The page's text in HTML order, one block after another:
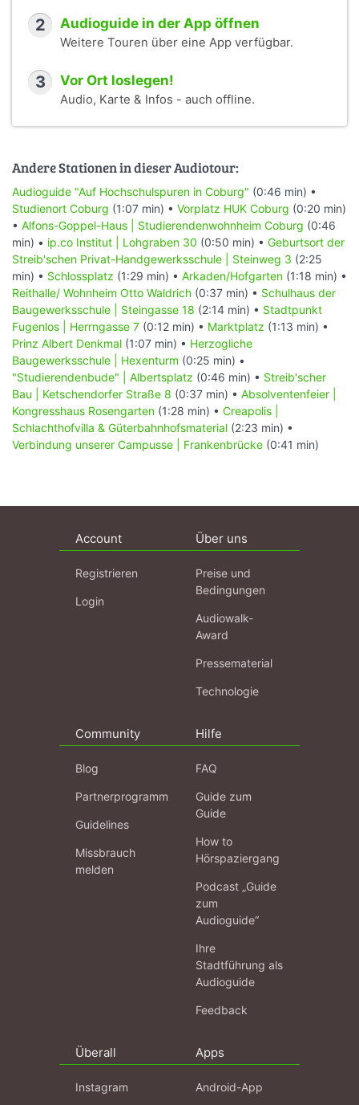
2 Audioguide in der App öffnen
Weitere Touren über eine App verfügbar.
3 Vor Ort loslegen!
Audio, Karte & Infos - auch offline.
Andere Stationen in dieser Audiotour:
Audioguide "Auf Hochschulspuren in Coburg" (0:46 min) •
Studienort Coburg (1:07 min) • Vorplatz HUK Coburg (0:20 min)
• Alfons-Goppel-Haus | Studierendenwohnheim Coburg (0:46
min) • ip.co Institut | Lohgraben 30 (0:50 min) • Geburtsort der
Streib'schen Privat-Handgewerksschule | Steinweg 3 (2:25
min) • Schlossplatz (1:29 min) • Arkaden/Hofgarten (1:18 min) •
Reithalle/ Wohnheim Otto Waldrich (0:37 min) • Schulhaus der
Baugewerksschule | Steingasse 18 (2:14 min) • Stadtpunkt
Fugenlos | Herrngasse 7 (0:12 min) • Marktplatz (1:13 min) •
Prinz Albert Denkmal (1:07 min) • Herzogliche
Baugewerksschule | Hexenturm (0:25 min) •
"Studierendenbude" | Albertsplatz (0:46 min) • Streib'scher
Bau | Ketschendorfer Straße 8 (0:37 min) • Absolventenfeier |
Kongresshaus Rosengarten (1:28 min) • Creapolis |
Schlachthofvilla & Güterbahnhofsmaterial (2:23 min) •
Verbindung unserer Campusse | Frankenbrücke (0:41 min)
Account
Registrieren
Login
Über uns
Preise und
Bedingungen
Audiowalk-
Award
Pressematerial
Technologie
Community
Blog
Partnerprogramm
Guidelines
Missbrauch
melden
Hilfe
FAQ
Guide zum
Guide
How to
Hörspaziergang
Podcast „Guide
zum
Audioguide“
Ihre
Stadtführung als
Audioguide
Feedback
Überall
Instagram
Apps
Android-App